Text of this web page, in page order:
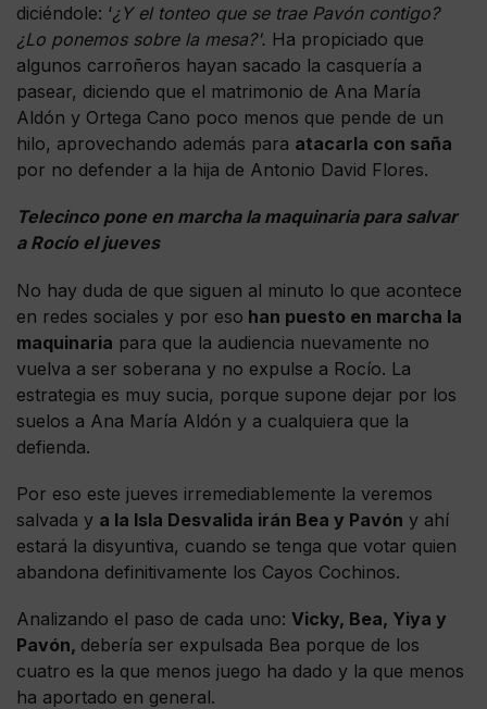
diciéndole: ‘¿Y el tonteo que se trae Pavón contigo?
¿Lo ponemos sobre la mesa?'. Ha propiciado que
algunos carroñeros hayan sacado la casquería a
pasear, diciendo que el matrimonio de Ana María
Aldón y Ortega Cano poco menos que pende de un
hilo, aprovechando además para atacarla con saña
por no defender a la hija de Antonio David Flores.
Telecinco pone en marcha la maquinaria para salvar
a Rocío el jueves
No hay duda de que siguen al minuto lo que acontece
en redes sociales y por eso han puesto en marcha la
maquinaria para que la audiencia nuevamente no
vuelva a ser soberana y no expulse a Rocío. La
estrategia es muy sucia, porque supone dejar por los
suelos a Ana María Aldón y a cualquiera que la
defienda.
Por eso este jueves irremediablemente la veremos
salvada y a la Isla Desvalida irán Bea y Pavón y ahí
estará la disyuntiva, cuando se tenga que votar quien
abandona definitivamente los Cayos Cochinos.
Analizando el paso de cada uno: Vicky, Bea, Yiya y
Pavón, debería ser expulsada Bea porque de los
cuatro es la que menos juego ha dado y la que menos
ha aportado en general.